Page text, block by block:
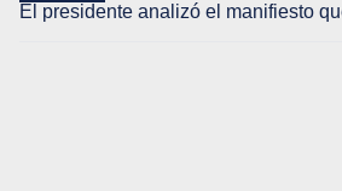
El presidente analizó el manifiesto